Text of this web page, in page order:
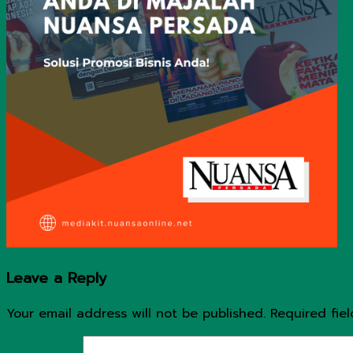
Leave a Reply
Your email address will not be published. Required